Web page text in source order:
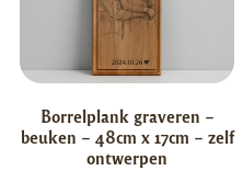
Borrelplank graveren –
beuken – 48cm x 17cm – zelf
ontwerpen